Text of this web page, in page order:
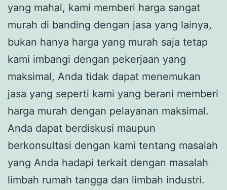
yang mahal, kami memberi harga sangat
murah di banding dengan jasa yang lainya,
bukan hanya harga yang murah saja tetap
kami imbangi dengan pekerjaan yang
maksimal, Anda tidak dapat menemukan
jasa yang seperti kami yang berani memberi
harga murah dengan pelayanan maksimal.
Anda dapat berdiskusi maupun
berkonsultasi dengan kami tentang masalah
yang Anda hadapi terkait dengan masalah
limbah rumah tangga dan limbah industri.